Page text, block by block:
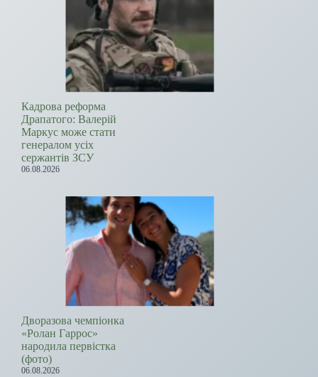
Кадрова реформа
Драпатого: Валерій
Маркус може стати
генералом усіх
сержантів ЗСУ
06.08.2026
Дворазова чемпіонка
«Ролан Гаррос»
народила первістка
(фото)
06.08.2026